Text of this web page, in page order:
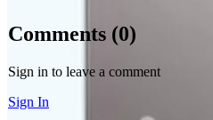
Comments (0)
Sign in to leave a comment
Sign In